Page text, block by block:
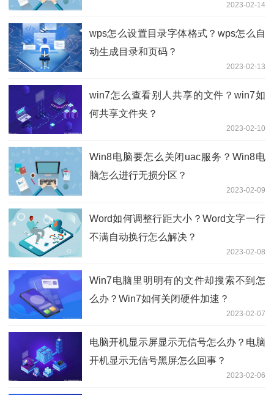
2023-02-14
wps怎么设置目录字体格式？wps怎么自
动生成目录和页码？
2023-02-13
win7怎么查看别人共享的文件？win7如
何共享文件夹？
2023-02-10
Win8电脑要怎么关闭uac服务？Win8电
脑怎么进行无损分区？
2023-02-09
Word如何调整行距大小？Word文字一行
不满自动换行怎么解决？
2023-02-08
Win7电脑里明明有的文件却搜索不到怎
么办？Win7如何关闭硬件加速？
2023-02-07
电脑开机显示屏显示无信号怎么办？电脑
开机显示无信号黑屏怎么回事？
2023-02-06